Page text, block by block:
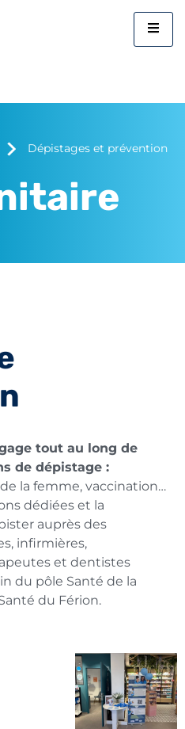
Dépistages et prévention
tout au long de
de dépistage :
la femme, vaccination…
dédiées et la
auprès des
infirmières,
et dentistes
du pôle Santé de la
du Férion.